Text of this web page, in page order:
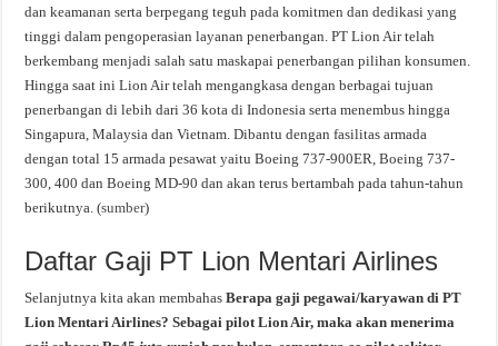
dan keamanan serta berpegang teguh pada komitmen dan dedikasi yang
tinggi dalam pengoperasian layanan penerbangan. PT Lion Air telah
berkembang menjadi salah satu maskapai penerbangan pilihan konsumen.
Hingga saat ini Lion Air telah mengangkasa dengan berbagai tujuan
penerbangan di lebih dari 36 kota di Indonesia serta menembus hingga
Singapura, Malaysia dan Vietnam. Dibantu dengan fasilitas armada
dengan total 15 armada pesawat yaitu Boeing 737-900ER, Boeing 737-
300, 400 dan Boeing MD-90 dan akan terus bertambah pada tahun-tahun
berikutnya. (sumber)
Daftar Gaji PT Lion Mentari Airlines
Selanjutnya kita akan membahasBerapa gaji pegawai/karyawan di PT
Lion Mentari Airlines? Sebagai pilot Lion Air, maka akan menerima